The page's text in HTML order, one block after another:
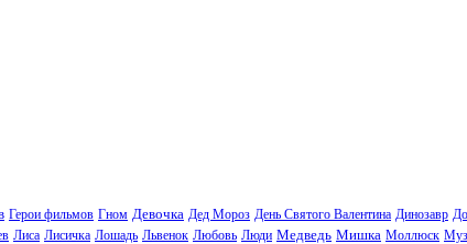
Герои фильмов Гном Девочка Дед Мороз День Святого Валентина Динозавр
Лиса Лисичка Лошадь Львенок Любовь Люди Медведь Мишка Моллюск